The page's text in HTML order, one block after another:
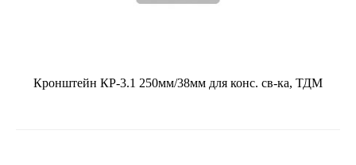
Кронштейн КР-3.1 250мм/38мм для конс. св-ка, ТДМ